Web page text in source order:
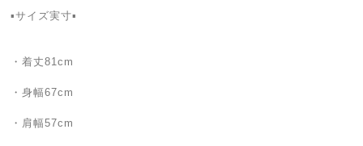
▪️サイズ実寸▪️
・着丈81cm
・身幅67cm
・肩幅57cm